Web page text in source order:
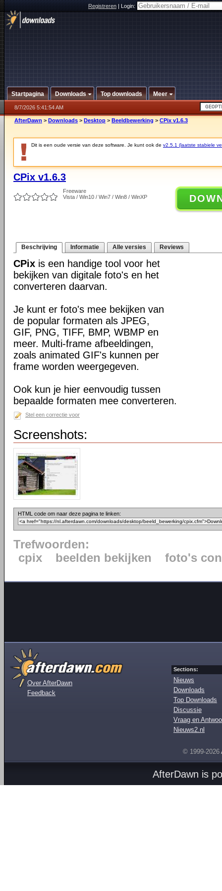
Registreren|Login:
Startpagina Downloads Top downloads Meer
8/7/2026 5:41:54 AM
AfterDawn > Downloads > Desktop > Beeldbewerking > CPix v1.6.3
Dit is een oude versie van deze software. Je kunt ook de v2.5.1 (laatste stabiele
CPix v1.6.3
Freeware
Vista / Win10 / Win7 / Win8 / WinXP
Beschrijving Informatie Alle versies Reviews
CPix is een handige tool voor het
bekijken van digitale foto's en het
converteren daarvan.
Je kunt er foto's mee bekijken van
de popular formaten als JPEG,
GIF, PNG, TIFF, BMP, WBMP en
meer. Multi-frame afbeeldingen,
zoals animated GIF's kunnen per
frame worden weergegeven.
Ook kun je hier eenvoudig tussen
bepaalde formaten mee converteren.
Stel een correctie voor
Screenshots:
HTML code om naar deze pagina te linken:
Trefwoorden:
cpix
beelden bekijken foto's
Over AfterDawn
Feedback
Sections:
Nieuws
Downloads
Top Downloads
Discussie
Vraag en
Nieuws2.nl
© 1999-2026
AfterDawn is